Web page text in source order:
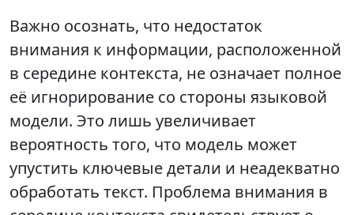
Важно осознать, что недостаток
внимания к информации, расположенной
в середине контекста, не означает полное
её игнорирование со стороны языковой
модели. Это лишь увеличивает
вероятность того, что модель может
упустить ключевые детали и неадекватно
обработать текст. Проблема внимания в